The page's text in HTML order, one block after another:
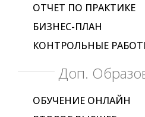
ОТЧЕТ ПО ПРАКТИКЕ
БИЗНЕС-ПЛАН
КОНТРОЛЬНЫЕ
Доп.
ОБУЧЕНИЕ ОНЛАЙН